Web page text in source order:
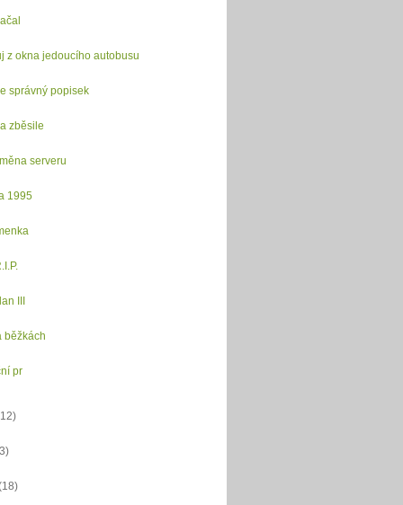
z okna jedoucího autobusu
správný popisek
zběsile
serveru
1995
III
běžkách
pr